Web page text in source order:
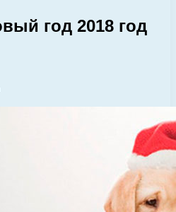
год 2018 год